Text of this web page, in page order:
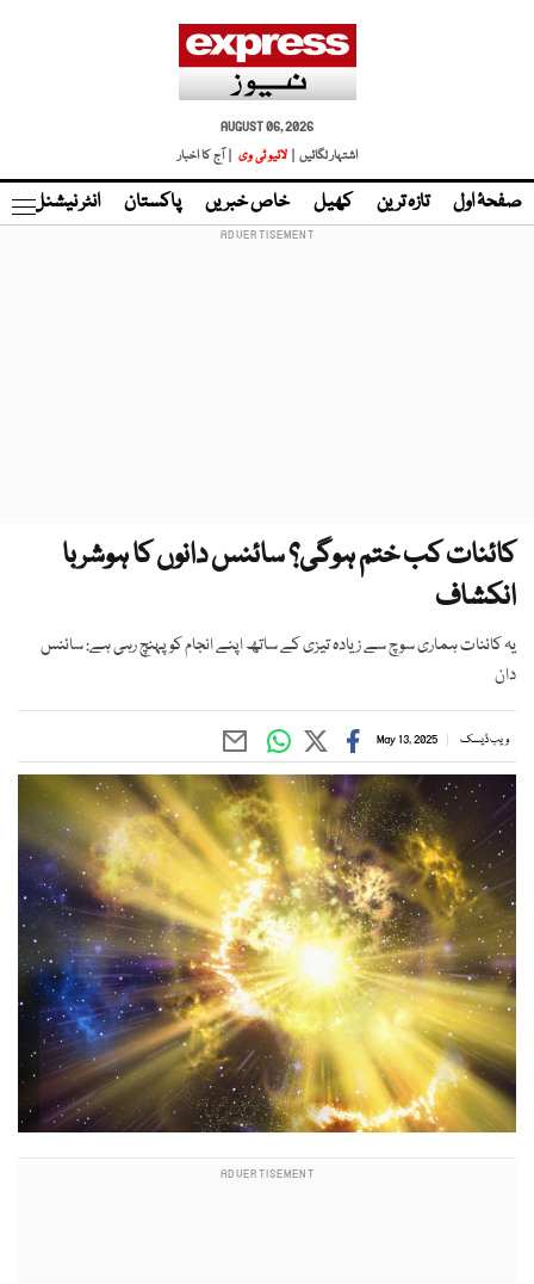
AUGUST 06, 2026
اشتہار لگائیں |
لائیو ٹی وی | آج کا اخبار
صفحۂ اول تازہ ترین کھیل خاص خبریں پاکستان انٹر نیشنل
کائنات کب ختم ہوگی؟ سائنس دانوں کا ہوشربا
انکشاف
یہ کائنات ہماری سوچ سے زیادہ تیزی کے ساتھ اپنے انجام کو پہنچ رہی ہے: سائنس
دان
ویب ڈیسک May 13, 2025